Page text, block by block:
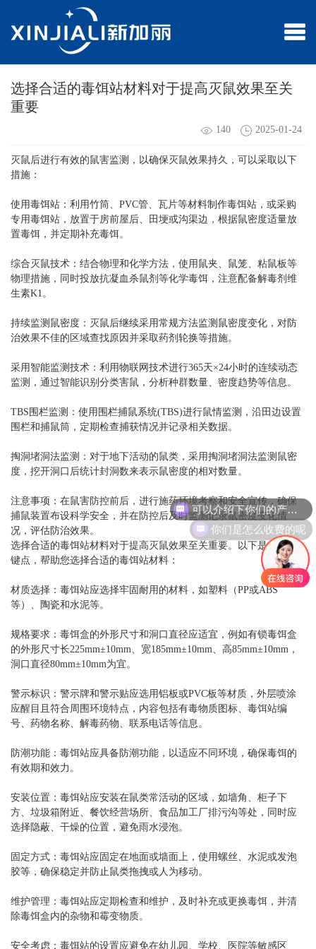
选择合适的毒饵站材料对于提高灭鼠效果至关
重要
140 2025-01-24
灭鼠后进行有效的鼠害监测，以确保灭鼠效果持久，可以采取以下
措施：
使用毒饵站：利用竹筒、PVC管、瓦片等材料制作毒饵站，或采购
专用毒饵站，放置于房前屋后、田埂或沟渠边，根据鼠密度适量放
置毒饵，并定期补充毒饵。
综合灭鼠技术：结合物理和化学方法，使用鼠夹、鼠笼、粘鼠板等
物理措施，同时投放抗凝血杀鼠剂等化学毒饵，注意配备解毒剂维
生素K1。
持续监测鼠密度：灭鼠后继续采用常规方法监测鼠密度变化，对防
治效果不佳的区域查找原因并采取药剂轮换等措施。
采用智能监测技术：利用物联网技术进行365天×24小时的连续动态
监测，通过智能识别分类害鼠，分析种群数量、密度趋势等信息。
TBS围栏监测：使用围栏捕鼠系统(TBS)进行鼠情监测，沿田边设置
围栏和捕鼠筒，定期检查捕获情况并记录相关数据。
掏洞堵洞法监测：对于地下活动的鼠类，采用掏洞堵洞法监测鼠密
度，挖开洞口后统计封洞数来表示鼠密度的相对数量。
注意事项：在鼠害防控前后，进行施药环境考察和安全宣传，确保
捕鼠装置布设科学安全，并在防控后及时监测记录鼠密度变化情
况，评估防治效果。
选择合适的毒饵站材料对于提高灭鼠效果至关重要。以下是一些关
键点，帮助您选择合适的毒饵站材料：
材质选择：毒饵站应选择牢固耐用的材料，如塑料（PP或ABS
等）、陶瓷和水泥等。
规格要求：毒饵盒的外形尺寸和洞口直径应适宜，例如有锁毒饵盒
的外形尺寸长225mm±10mm、宽185mm±10mm、高85mm±10mm，
洞口直径80mm±10mm为宜。
警示标识：警示牌和警示贴应选用铝板或PVC板等材质，外层喷涂
应醒目且符合周围环境特点，内容包括有毒物质图标、毒饵站编
号、药物名称、解毒药物、联系电话等信息。
防潮功能：毒饵站应具备防潮功能，以适应不同环境，确保毒饵的
有效期和效力。
安装位置：毒饵站应安装在鼠类常活动的区域，如墙角、柜子下
方、垃圾箱附近、餐饮经营场所、食品加工厂排污沟等处，同时应
选择隐蔽、干燥的位置，避免雨水浸泡。
固定方式：毒饵站应固定在地面或墙面上，使用螺丝、水泥或发泡
胶等，确保稳定并防止鼠类拖拽或人为移动。
维护管理：毒饵站应定期检查和维护，及时补充或更换毒饵，并清
除毒饵盒内的杂物和霉变物质。
安全考虑：毒饵站的设置应避免在幼儿园、学校、医院等敏感区
可以介绍下你们的产品么
你们是怎么收费的呢